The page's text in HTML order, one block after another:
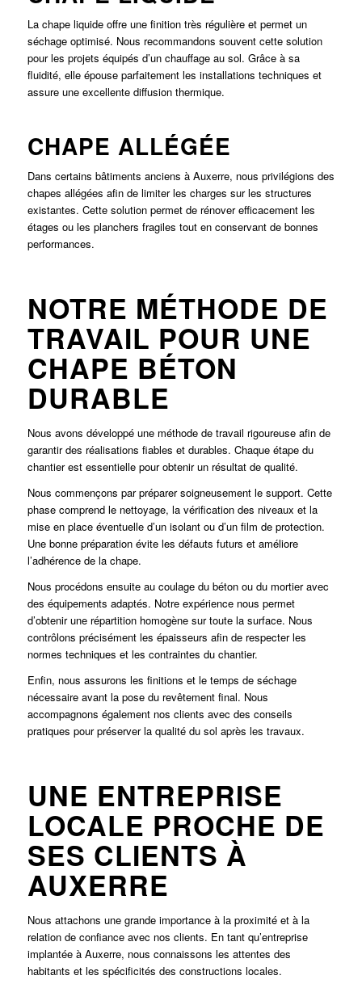
La chape liquide offre une finition très régulière et permet un
séchage optimisé. Nous recommandons souvent cette solution
pour les projets équipés d’un chauffage au sol. Grâce à sa
fluidité, elle épouse parfaitement les installations techniques et
assure une excellente diffusion thermique.
CHAPE ALLÉGÉE
Dans certains bâtiments anciens à Auxerre, nous privilégions des
chapes allégées afin de limiter les charges sur les structures
existantes. Cette solution permet de rénover efficacement les
étages ou les planchers fragiles tout en conservant de bonnes
performances.
NOTRE MÉTHODE DE
TRAVAIL POUR UNE
CHAPE BÉTON
DURABLE
Nous avons développé une méthode de travail rigoureuse afin de
garantir des réalisations fiables et durables. Chaque étape du
chantier est essentielle pour obtenir un résultat de qualité.
Nous commençons par préparer soigneusement le support. Cette
phase comprend le nettoyage, la vérification des niveaux et la
mise en place éventuelle d’un isolant ou d’un film de protection.
Une bonne préparation évite les défauts futurs et améliore
l’adhérence de la chape.
Nous procédons ensuite au coulage du béton ou du mortier avec
des équipements adaptés. Notre expérience nous permet
d’obtenir une répartition homogène sur toute la surface. Nous
contrôlons précisément les épaisseurs afin de respecter les
normes techniques et les contraintes du chantier.
Enfin, nous assurons les finitions et le temps de séchage
nécessaire avant la pose du revêtement final. Nous
accompagnons également nos clients avec des conseils
pratiques pour préserver la qualité du sol après les travaux.
UNE ENTREPRISE
LOCALE PROCHE DE
SES CLIENTS À
AUXERRE
Nous attachons une grande importance à la proximité et à la
relation de confiance avec nos clients. En tant qu’entreprise
implantée à Auxerre, nous connaissons les attentes des
habitants et les spécificités des constructions locales.